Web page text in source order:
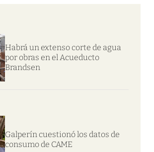
Habrá un extenso corte de agua
por obras en el Acueducto
Brandsen
Galperín cuestionó los datos de
consumo de CAME